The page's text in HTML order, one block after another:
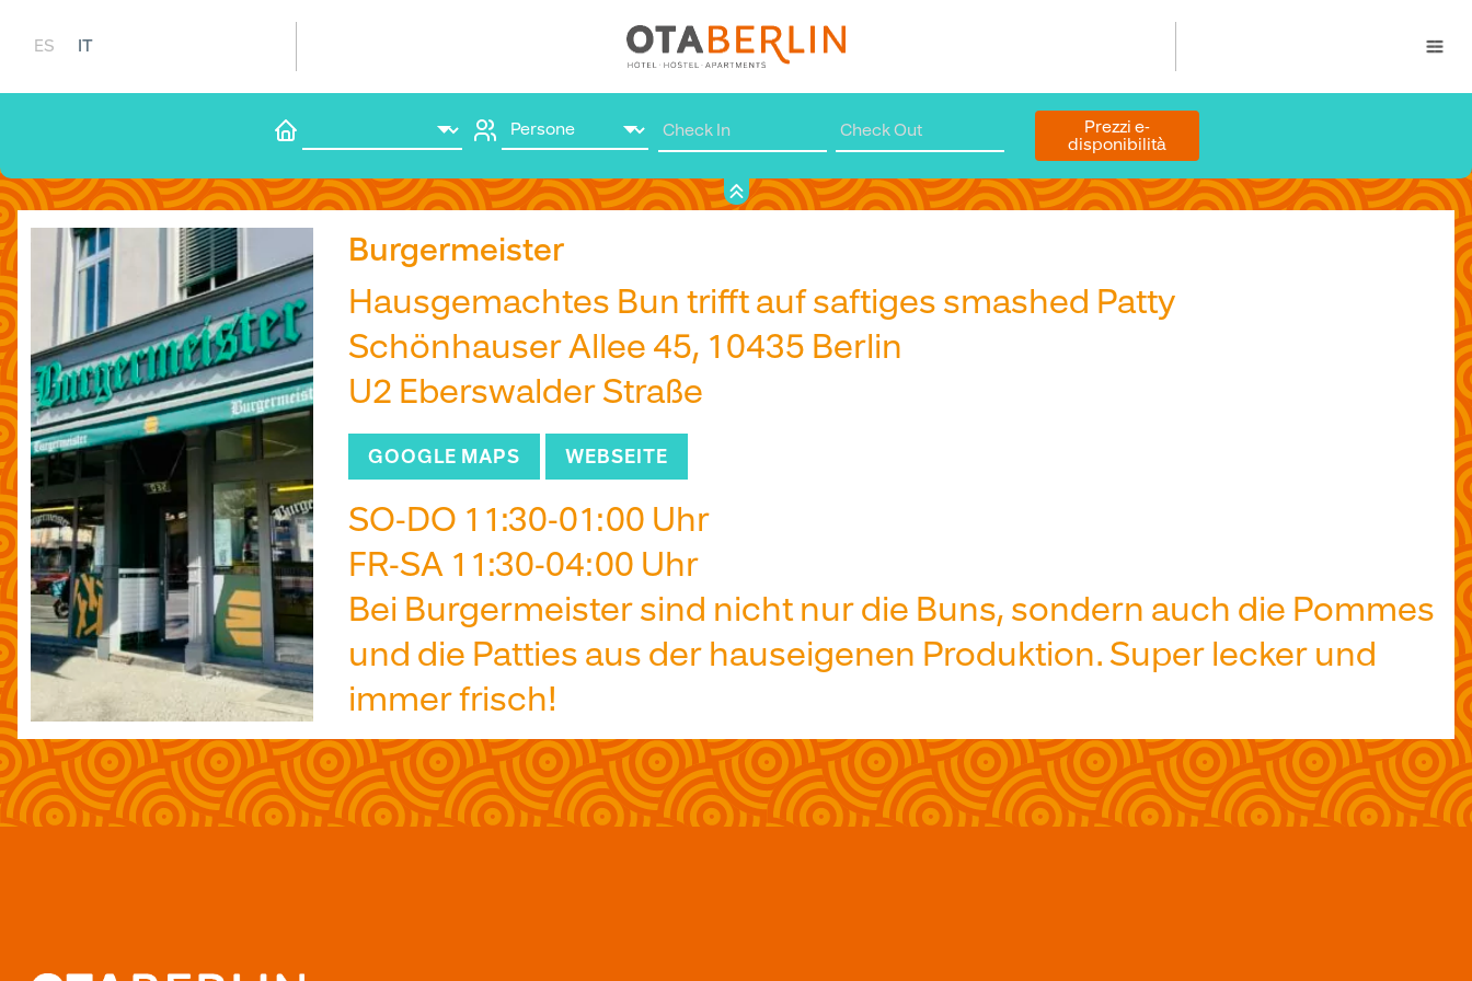
ES IT
Prezzi e ­
disponibilità
Prenota qui
Burgermeister
Hausgemachtes Bun trifft auf saftiges smashed Patty
Schönhauser Allee 45, 10435 Berlin
U2 Eberswalder Straße
GOOGLE MAPS WEBSEITE
SO-DO 11:30-01:00 Uhr
FR-SA 11:30-04:00 Uhr
Bei Burgermeister sind nicht nur die Buns, sondern auch die Pommes
und die Patties aus der hauseigenen Produktion. Super lecker und
immer frisch!